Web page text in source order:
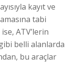
kayıt ve
tabi
ATV’lerin
belli alanlarda
bu araçlar